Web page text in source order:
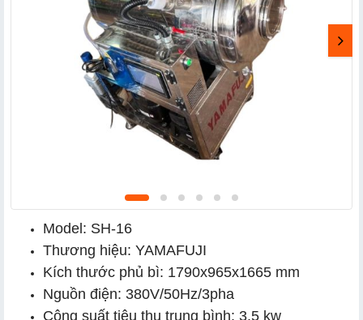
Model: SH-16
Thương hiệu: YAMAFUJI
Kích thước phủ bì: 1790x965x1665 mm
Nguồn điện: 380V/50Hz/3pha
Công suất tiêu thụ trung bình: 3.5 kw